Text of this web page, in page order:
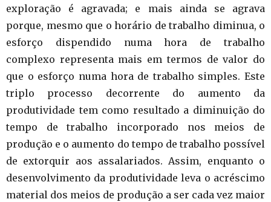
exploração é agravada; e mais ainda se agrava
porque, mesmo que o horário de trabalho diminua, o
esforço dispendido numa hora de trabalho
complexo representa mais em termos de valor do
que o esforço numa hora de trabalho simples. Este
triplo processo decorrente do aumento da
produtividade tem como resultado a diminuição do
tempo de trabalho incorporado nos meios de
produção e o aumento do tempo de trabalho possível
de extorquir aos assalariados. Assim, enquanto o
desenvolvimento da produtividade leva o acréscimo
material dos meios de produção a ser cada vez maior